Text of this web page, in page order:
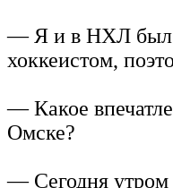
— Я и в НХЛ был
хоккеистом,
— Какое
Омске?
— Сегодня утром